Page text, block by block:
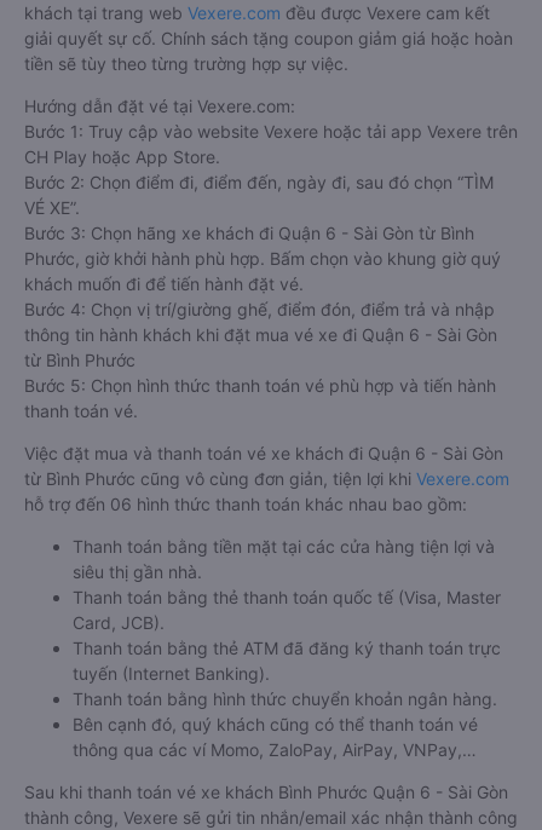
khách tại trang web Vexere.com đều được Vexere cam kết
giải quyết sự cố. Chính sách tặng coupon giảm giá hoặc hoàn
tiền sẽ tùy theo từng trường hợp sự việc.
Hướng dẫn đặt vé tại Vexere.com:
Bước 1: Truy cập vào website Vexere hoặc tải app Vexere trên
CH Play hoặc App Store.
Bước 2: Chọn điểm đi, điểm đến, ngày đi, sau đó chọn “TÌM
VÉ XE”.
Bước 3: Chọn hãng xe khách đi Quận 6 - Sài Gòn từ Bình
Phước, giờ khởi hành phù hợp. Bấm chọn vào khung giờ quý
khách muốn đi để tiến hành đặt vé.
Bước 4: Chọn vị trí/giường ghế, điểm đón, điểm trả và nhập
thông tin hành khách khi đặt mua vé xe đi Quận 6 - Sài Gòn
từ Bình Phước
Bước 5: Chọn hình thức thanh toán vé phù hợp và tiến hành
thanh toán vé.
Việc đặt mua và thanh toán vé xe khách đi Quận 6 - Sài Gòn
từ Bình Phước cũng vô cùng đơn giản, tiện lợi khi Vexere.com
hỗ trợ đến 06 hình thức thanh toán khác nhau bao gồm:
Thanh toán bằng tiền mặt tại các cửa hàng tiện lợi và
siêu thị gần nhà.
Thanh toán bằng thẻ thanh toán quốc tế (Visa, Master
Card, JCB).
Thanh toán bằng thẻ ATM đã đăng ký thanh toán trực
tuyến (Internet Banking).
Thanh toán bằng hình thức chuyển khoản ngân hàng.
Bên cạnh đó, quý khách cũng có thể thanh toán vé
thông qua các ví Momo, ZaloPay, AirPay, VNPay,…
Sau khi thanh toán vé xe khách Bình Phước Quận 6 - Sài Gòn
thành công, Vexere sẽ gửi tin nhắn/email xác nhận thành công